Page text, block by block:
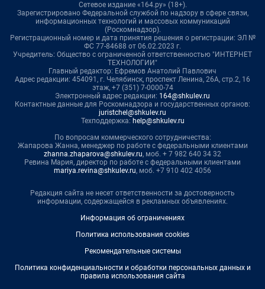
Сетевое издание «164.ру» (18+).
Зарегистрировано Федеральной службой по надзору в сфере связи,
информационных технологий и массовых коммуникаций
(Роскомнадзор).
Регистрационный номер и дата принятия решения о регистрации: ЭЛ №
ФС 77-84688 от 06.02.2023 г.
Учредитель: Общество с ограниченной ответственностью "ИНТЕРНЕТ
ТЕХНОЛОГИИ"
Главный редактор: Ефремов Анатолий Павлович
Адрес редакции: 454091, г. Челябинск, проспект Ленина, 26А, стр.2, 16
этаж, +7 (351) 7-0000-74
Электронный адрес редакции: 164@shkulev.ru
Контактные данные для Роскомнадзора и государственных органов:
juristchel@shkulev.ru
Техподдержка: help@shkulev.ru
По вопросам коммерческого сотрудничества:
Жапарова Жанна, менеджер по работе с федеральными клиентами
zhanna.zhaparova@shkulev.ru, моб. + 7 982 640 34 32
Ревина Мария, директор по работе с федеральными клиентами
mariya.revina@shkulev.ru, моб. +7 910 402 4056
Редакция сайта не несет ответственности за достоверность
информации, содержащейся в рекламных объявлениях.
Информация об ограничениях
Политика использования cookies
Рекомендательные системы
Политика конфиденциальности и обработки персональных данных и
правила использования сайта